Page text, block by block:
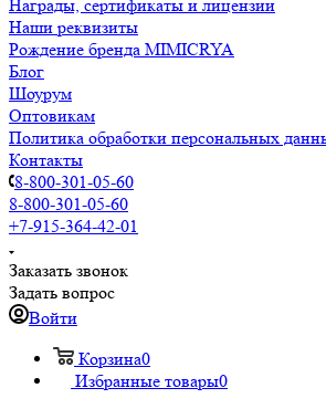
Награды, сертификаты и лицензии
Наши реквизиты
Рождение бренда MIMICRYA
Блог
Шоурум
Оптовикам
Политика обработки персональных
Контакты
8-800-301-05-60
8-800-301-05-60
+7-915-364-42-01
Заказать звонок
Задать вопрос
Войти
Корзина0
Избранные товары0